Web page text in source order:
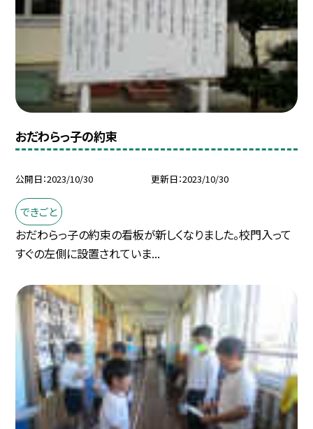
おだわらっ子の約束
公開日 2023/10/30 更新日 2023/10/30
できごと
おだわらっ子の約束の看板が新しくなりました。校門入って
すぐの左側に設置されていま...